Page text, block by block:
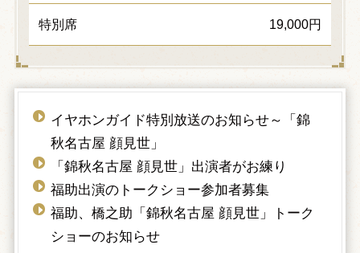
特別席 19,000円
イヤホンガイド特別放送のお知らせ～「錦
秋名古屋 顔見世」
「錦秋名古屋 顔見世」出演者がお練り
福助出演のトークショー参加者募集
福助、橋之助「錦秋名古屋 顔見世」トーク
ショーのお知らせ